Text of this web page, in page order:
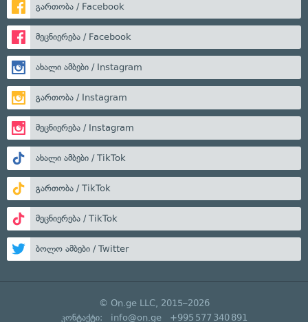
გართობა / Facebook
მეცნიერება / Facebook
ახალი ამბები / Instagram
გართობა / Instagram
მეცნიერება / Instagram
ახალი ამბები / TikTok
გართობა / TikTok
მეცნიერება / TikTok
ბოლო ამბები / Twitter
© On.ge LLC, 2015–2026
კონტაქტი: info@on.ge +995 577 340 891